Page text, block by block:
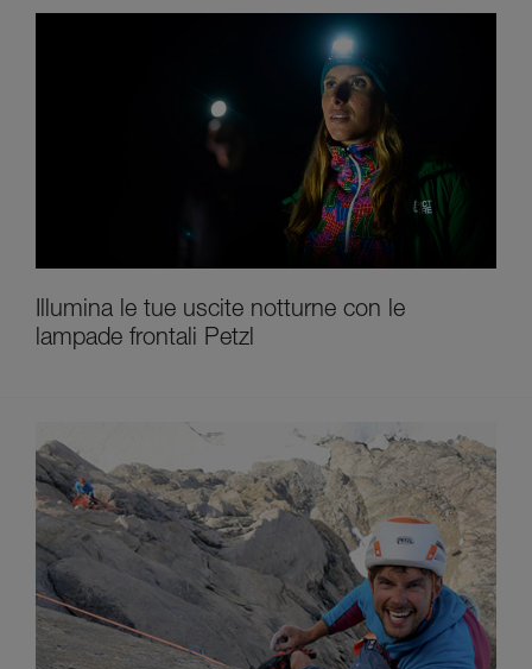
Illumina le tue uscite notturne con le
lampade frontali Petzl